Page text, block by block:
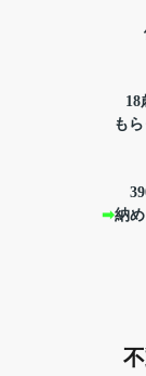
18
も
➡納